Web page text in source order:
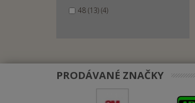
48 (13) (4)
PRODÁVANÉ ZNAČKY